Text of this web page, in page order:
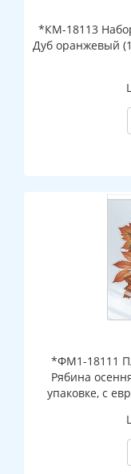
*КМ-18113
Дуб оранжевый
*ФМ1-18111
Рябина
упаковке, с